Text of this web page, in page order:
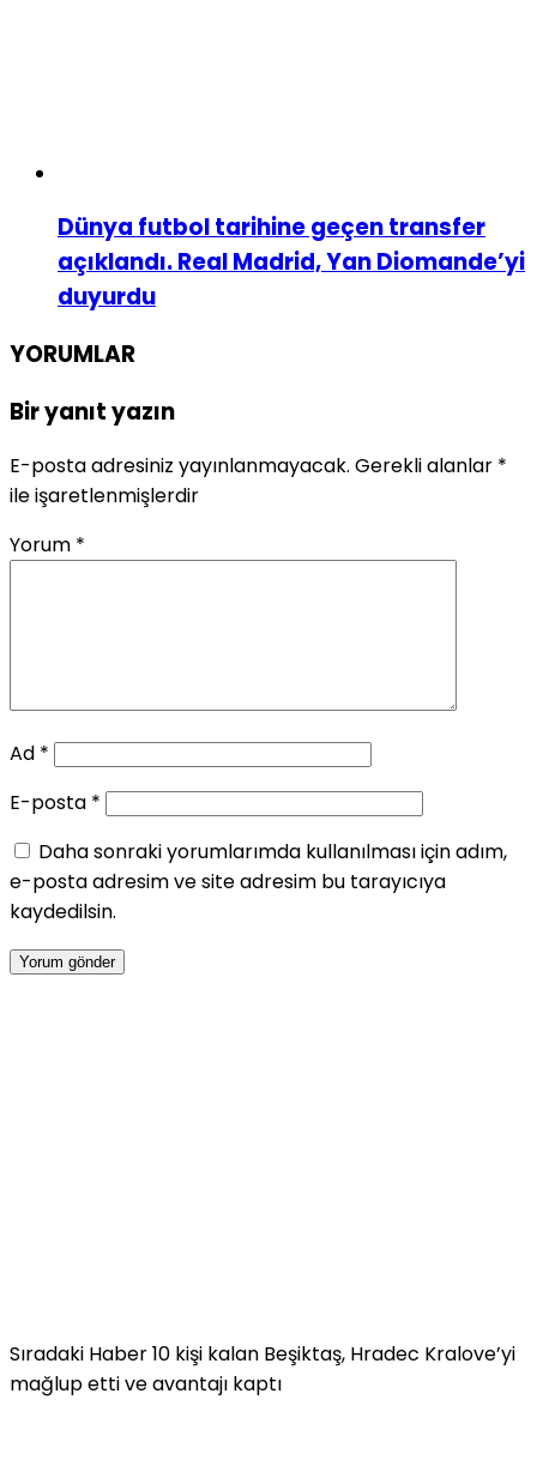
Dünya futbol tarihine geçen transfer
açıklandı. Real Madrid, Yan Diomande’yi
duyurdu
YORUMLAR
Bir yanıt yazın
E-posta adresiniz yayınlanmayacak. Gerekli alanlar *
ile işaretlenmişlerdir
Yorum *
Ad *
E-posta *
Daha sonraki yorumlarımda kullanılması için adım,
e-posta adresim ve site adresim bu tarayıcıya
kaydedilsin.
Sıradaki Haber10 kişi kalan Beşiktaş, Hradec Kralove’yi
mağlup etti ve avantajı kaptı